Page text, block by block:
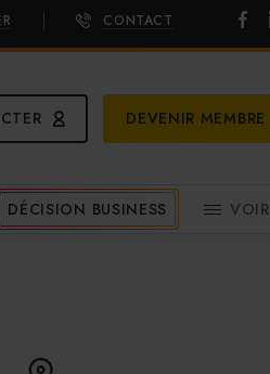
CONTACT
DEVENIR MEMBRE
DÉCISION BUSINESS VOIR